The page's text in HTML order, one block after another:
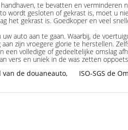
te bevatten en verminderen
wordt gesloten of gekrast is, moet u
het gekrast is. Goedkoper en veel
auto aan te gaan. Waarbij, de
zijn vroegere glorie te herstellen.
volledige of gedeeltelijke omslag
vers en uniek in de was zetten
van de douaneauto, ISO-SGS de